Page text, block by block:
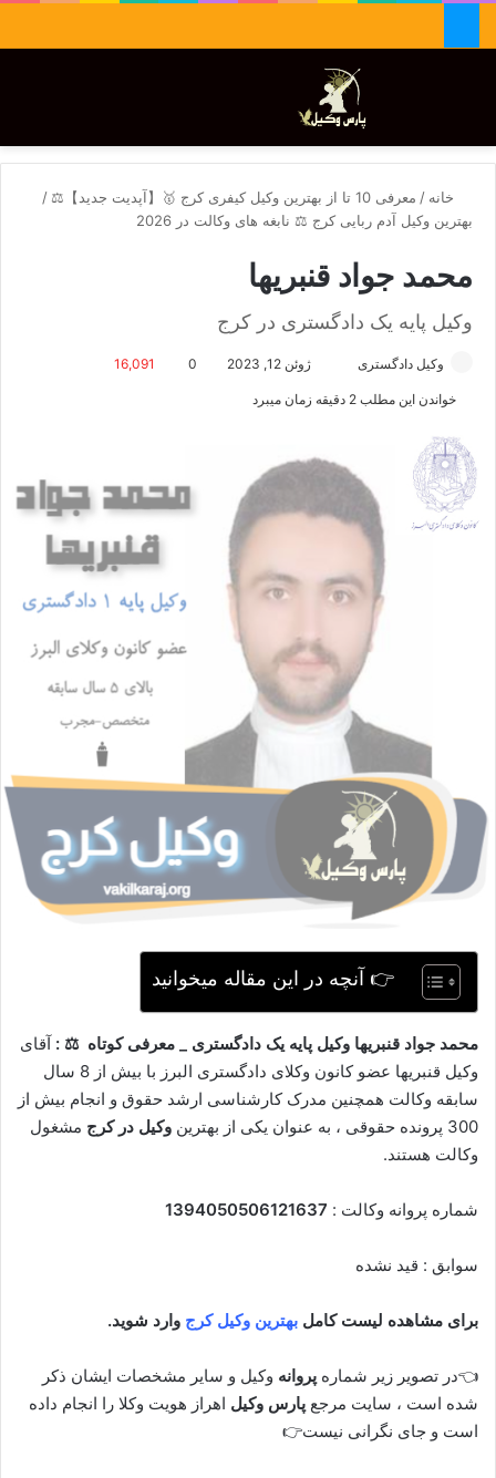
تغییر پوسته
خانه / معرفی 10 تا از بهترین وکیل کیفری کرج 🥇【آپدیت جدید】⚖️
/
بهترین وکیل آدم ربایی کرج ⚖️ نابغه های وکالت در 2026
محمد جواد قنبریها
وکیل پایه یک دادگستری در کرج
وکیل دادگستری
ل
ی
ی
ل
ژوئن 12, 2023 0
16,091
خواندن این مطلب 2 دقیقه زمان میبرد
👉 آنچه در این مقاله میخوانید
محمد جواد قنبریها وکیل پایه یک دادگستری _ معرفی کوتاه ⚖ :آقای
وکیل قنبریها عضو کانون وکلای دادگستری البرز با بیش از 8 سال
سابقه وکالت همچنین مدرک کارشناسی ارشد حقوق و انجام بیش از
300 پرونده حقوقی ، به عنوان یکی از بهترین
وکیل در کرج مشغول
وکالت هستند.
شماره پروانه وکالت : 1394050506121637
سوابق : قید نشده
برای مشاهده لیست کامل بهترین وکیل کرج وارد شوید.
👈در تصویر زیر شماره پروانه وکیل و سایر مشخصات ایشان ذکر
شده است ، سایت مرجع پارس وکیل اهراز هویت وکلا را انجام داده
است و جای نگرانی نیست👉